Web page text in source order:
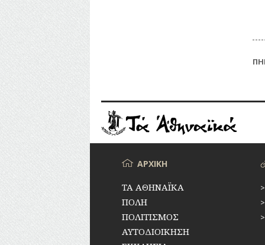
ΜενούΑΡΧΙΚΗ
ΤΑ ΑΘΗΝΑΪΚΑ
ΠΟΛΗ
ΠΟΛΙΤΙΣΜΟΣ
ΑΥΤΟΔΙΟΙΚΗΣΗ